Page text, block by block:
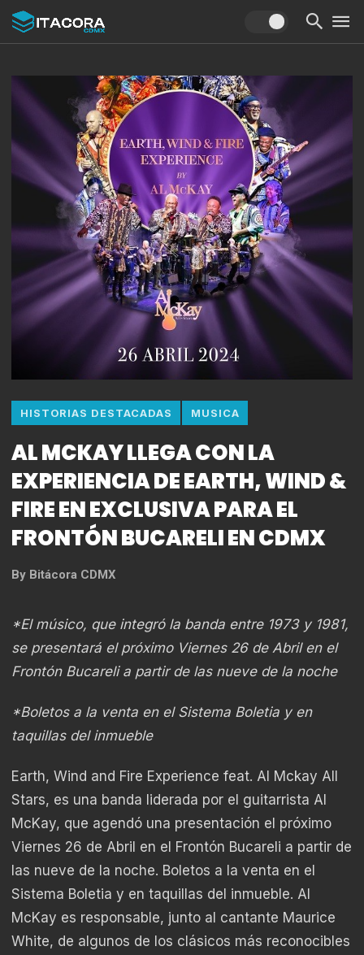
HISTORIAS DESTACADAS MUSICA
AL MCKAY LLEGA CON LA
EXPERIENCIA DE EARTH, WIND &
FIRE EN EXCLUSIVA PARA EL
FRONTÓN BUCARELI EN CDMX
By Bitácora CDMX
*El músico, que integró la banda entre 1973 y 1981,
se presentará el próximo Viernes 26 de Abril en el
Frontón Bucareli a partir de las nueve de la noche
*Boletos a la venta en el Sistema Boletia y en
taquillas del inmueble
Earth, Wind and Fire Experience feat. Al Mckay All
Stars, es una banda liderada por el guitarrista Al
McKay, que agendó una presentación el próximo
Viernes 26 de Abril en el Frontón Bucareli a partir de
las nueve de la noche. Boletos a la venta en el
Sistema Boletia y en taquillas del inmueble. Al
McKay es responsable, junto al cantante Maurice
White, de algunos de los clásicos más reconocibles